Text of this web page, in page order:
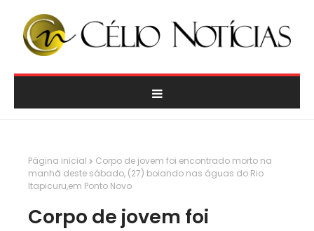
Página inicial
Corpo de jovem foi encontrado morto na
manhã deste sábado, (27) boiando nas águas do Rio
Itapicuru,em Ponto Novo
Corpo de jovem foi